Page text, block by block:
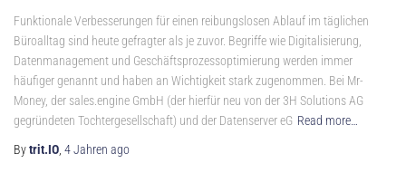
Funktionale Verbesserungen für einen reibungslosen Ablauf im täglichen
Büroalltag sind heute gefragter als je zuvor. Begriffe wie Digitalisierung,
Datenmanagement und Geschäftsprozessoptimierung werden immer
häufiger genannt und haben an Wichtigkeit stark zugenommen. Bei Mr-
Money, der sales.engine GmbH (der hierfür neu von der 3H Solutions AG
gegründeten Tochtergesellschaft) und der Datenserver eG Read more…
Bytrit.IO 4 Jahren ago